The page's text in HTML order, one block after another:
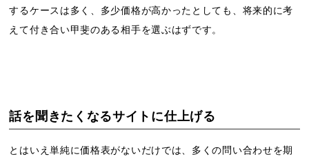
するケースは多く、多少価格が高かったとしても、将来的に考
えて付き合い甲斐のある相手を選ぶはずです。
話を聞きたくなるサイトに仕上げる
とはいえ単純に価格表がないだけでは、多くの問い合わせを期